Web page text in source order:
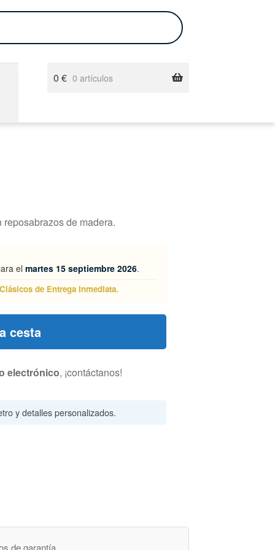
0 € 0 artículos
de madera.
el martes 15 septiembre 2026.
de Entrega Inmediata.
cesta
electrónico, ¡contáctanos!
y detalles personalizados.
de garantía